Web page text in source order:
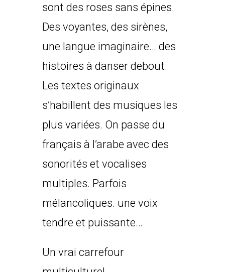
sont des roses sans épines.
Des voyantes, des sirènes,
une langue imaginaire… des
histoires à danser debout.
Les textes originaux
s’habillent des musiques les
plus variées. On passe du
français à l’arabe avec des
sonorités et vocalises
multiples. Parfois
mélancoliques. une voix
tendre et puissante…
Un vrai carrefour